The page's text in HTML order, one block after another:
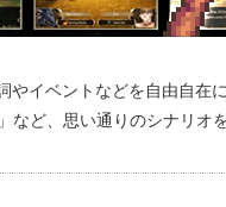
やイベントなどを自由自在
など、思い通りのシナリオ